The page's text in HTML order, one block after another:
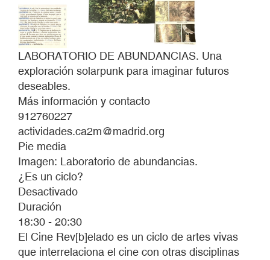
LABORATORIO DE ABUNDANCIAS. Una
exploración solarpunk para imaginar futuros
deseables.
Más información y contacto
912760227
actividades.ca2m@madrid.org
Pie media
Imagen: Laboratorio de abundancias.
¿Es un ciclo?
Desactivado
Duración
18:30 - 20:30
El Cine Rev[b]elado es un ciclo de artes vivas
que interrelaciona el cine con otras disciplinas